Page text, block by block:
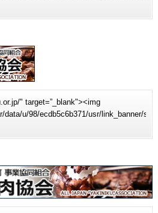
" target=”_blank"><img
u/98/ecdb5c6b371/usr/link_banner/